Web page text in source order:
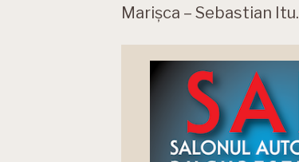
Marișca – Sebastian Itu.